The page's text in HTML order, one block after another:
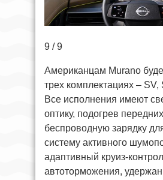
9 / 9
Американцам Murano
трех комплектациях – SV,
Все исполнения имеют
оптику, подогрев
беспроводную зарядку
систему активного
адаптивный круиз-
автоторможения,